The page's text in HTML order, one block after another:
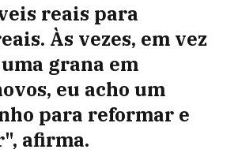
reais para
Às vezes, em vez
grana em
eu acho um
para reformar e
afirma.